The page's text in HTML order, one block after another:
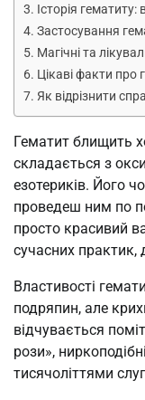
Історія гематиту:
Застосування
Магічні та
Цікаві факти про
Як відрізнити
Гематит блищить
складається з
езотериків. Його
проведеш ним по
просто красивий
сучасних практик,
Властивості
подряпин, але
відчувається
рози»,
тисячоліттями